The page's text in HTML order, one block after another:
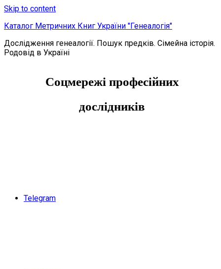
Skip to content
Каталог Метричних Книг України "Генеалогія"
Дослідження генеалогії. Пошук предків. Сімейна історія.
Родовід в Україні
Соцмережі професійних
дослідників
Telegram